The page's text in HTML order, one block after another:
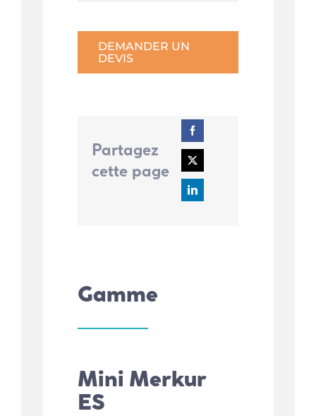
DEMANDER UN
DEVIS
Partagez
cette page
Gamme
Mini Merkur
ES